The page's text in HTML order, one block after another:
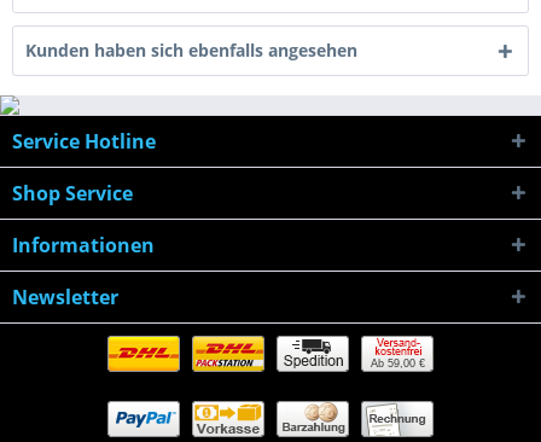
Kunden haben sich ebenfalls angesehen
Service Hotline
Shop Service
Informationen
Newsletter
Ab 59,00 €